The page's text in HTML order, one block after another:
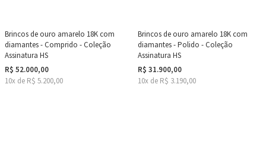
Brincos de ouro amarelo 18K com
diamantes - Comprido - Coleção
Assinatura HS
R$ 52.000,00
10x de R$ 5.200,00
Brincos de ouro amarelo 18K com
diamantes - Polido - Coleção
Assinatura HS
R$ 31.900,00
10x de R$ 3.190,00